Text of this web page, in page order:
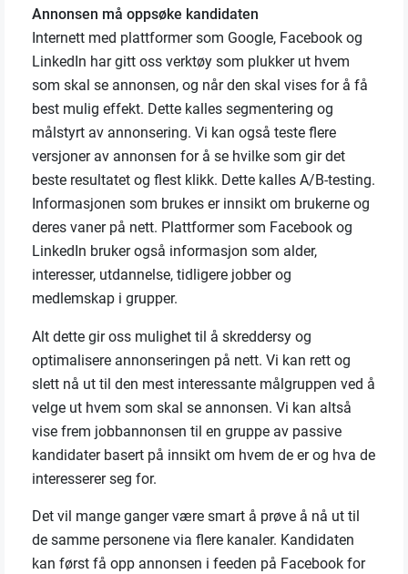
Annonsen må oppsøke kandidaten
Internett med plattformer som Google, Facebook og
LinkedIn har gitt oss verktøy som plukker ut hvem
som skal se annonsen, og når den skal vises for å få
best mulig effekt. Dette kalles segmentering og
målstyrt av annonsering. Vi kan også teste flere
versjoner av annonsen for å se hvilke som gir det
beste resultatet og flest klikk. Dette kalles A/B-testing.
Informasjonen som brukes er innsikt om brukerne og
deres vaner på nett. Plattformer som Facebook og
LinkedIn bruker også informasjon som alder,
interesser, utdannelse, tidligere jobber og
medlemskap i grupper.
Alt dette gir oss mulighet til å skreddersy og
optimalisere annonseringen på nett. Vi kan rett og
slett nå ut til den mest interessante målgruppen ved å
velge ut hvem som skal se annonsen. Vi kan altså
vise frem jobbannonsen til en gruppe av passive
kandidater basert på innsikt om hvem de er og hva de
interesserer seg for.
Det vil mange ganger være smart å prøve å nå ut til
de samme personene via flere kanaler. Kandidaten
kan først få opp annonsen i feeden på Facebook for